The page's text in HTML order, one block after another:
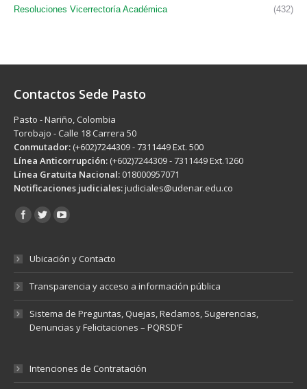
Resoluciones Vicerrectoría Académica
(432)
Contactos Sede Pasto
Pasto - Nariño, Colombia
Torobajo - Calle 18 Carrera 50
Conmutador: (+602)7244309 - 7311449 Ext. 500
Línea Anticorrupción: (+602)7244309 - 7311449 Ext.1260
Línea Gratuita Nacional: 018000957071
Notificaciones judiciales:judiciales@udenar.edu.co
Encuéntranos en:
Ubicación y Contacto
Transparencia y acceso a información pública
Sistema de Preguntas, Quejas, Reclamos, Sugerencias,
Denuncias y Felicitaciones – PQRSD’F
Intenciones de Contratación